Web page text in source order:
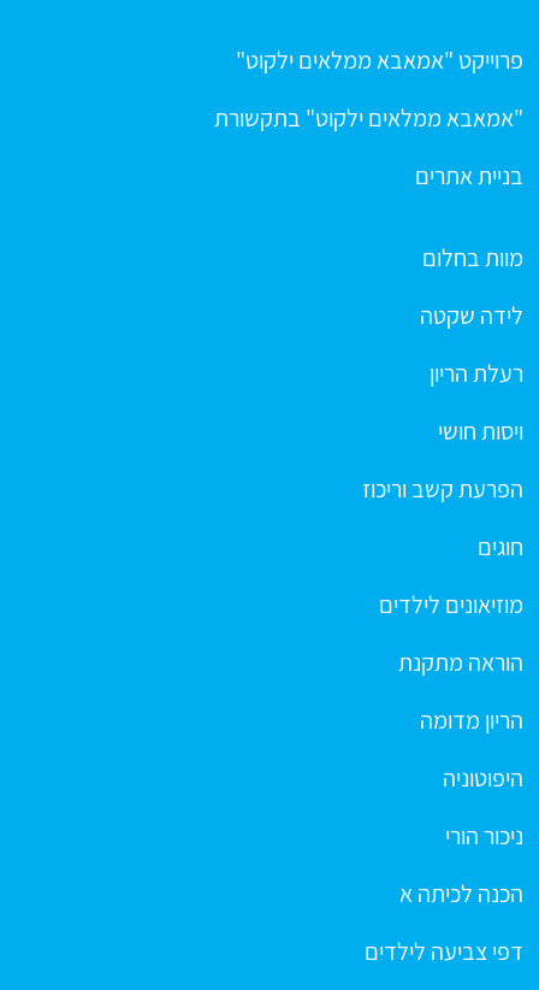
פרוייקט "אמאבא ממלאים ילקוט"
"אמאבא ממלאים ילקוט" בתקשורת
בניית אתרים
מוות בחלום
לידה שקטה
רעלת הריון
ויסות חושי
הפרעת קשב וריכוז
חוגים
מוזיאונים לילדים
הוראה מתקנת
הריון מדומה
היפוטוניה
ניכור הורי
הכנה לכיתה א
דפי צביעה לילדים